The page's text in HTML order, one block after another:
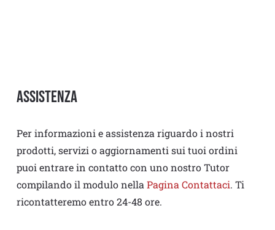
Assistenza
Per informazioni e assistenza riguardo i nostri
prodotti, servizi o aggiornamenti sui tuoi ordini
puoi entrare in contatto con uno nostro Tutor
compilando il modulo nella Pagina Contattaci. Ti
ricontatteremo entro 24-48 ore.